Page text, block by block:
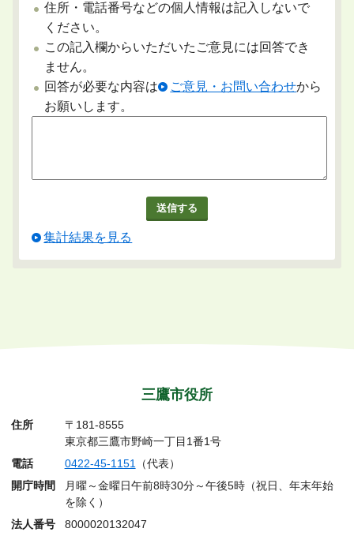
住所・電話番号などの個人情報は記入しないで
ください。
この記入欄からいただいたご意見には回答でき
ません。
回答が必要な内容は
ご意見・お問い合わせから
お願いします。
集計結果を見る
三鷹市役所
住所
〒181-8555
東京都三鷹市野崎一丁目1番1号
電話
0422-45-1151（代表）
開庁時間
月曜～金曜日午前8時30分～午後5時（祝日、年末年始
を除く）
法人番号
8000020132047